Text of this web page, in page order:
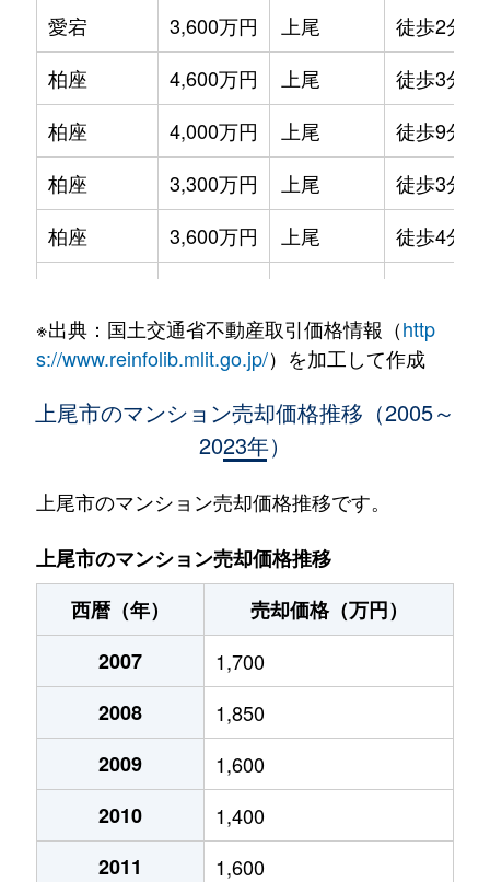
愛宕
3,600万円 上尾
徒歩2分
柏座
4,600万円 上尾
徒歩3分
柏座
4,000万円 上尾
徒歩9分
柏座
3,300万円 上尾
徒歩3分
柏座
3,600万円 上尾
徒歩4分
柏座
4,200万円 上尾
徒歩8分
1,700万円
柏座
3,800万円 上尾
春日
1,800万円 上尾
春日
3,000万円 北上尾
徒歩7分
4,200万円
2,000万円
大字瓦葺
800万円
2,300万円
3,400万円
※出典：国土交通省不動産取引価格情報（http
s://www.reinfolib.mlit.go.jp/）を加工して作成
上尾市のマンション売却価格推移（2005～
2023年）
上尾市のマンション売却価格推移です。
上尾市のマンション売却価格推移
西暦（年）
売却価格（万円）
2007
1,700
2008
1,850
2009
1,600
2010
1,400
2011
1,600